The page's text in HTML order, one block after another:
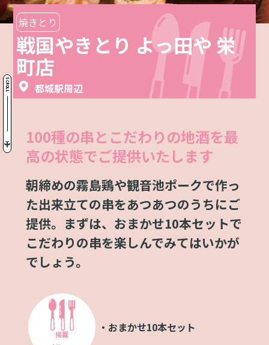
SCROLL
焼きとり
戦国やきとり よっ田や 栄
町店
都城駅周辺
100種の串とこだわりの地酒を最
高の状態でご提供いたします
朝締めの霧島鶏や観音池ポークで作っ
た出来立ての串をあつあつのうちにご
提供。まずは、おまかせ10本セットで
こだわりの串を楽しんでみてはいかが
でしょう。
掲載
・おまかせ10本セット